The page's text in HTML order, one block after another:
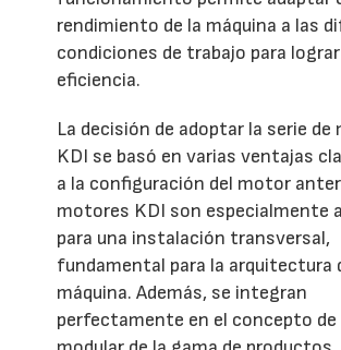
rendimiento de la máquina a las
condiciones de trabajo para
eficiencia.
La decisión de adoptar la serie de
KDI se basó en varias ventajas
a la configuración del motor
motores KDI son especialmente
para una instalación transversal,
fundamental para la arquitectura
máquina. Además, se integran
perfectamente en el concepto de